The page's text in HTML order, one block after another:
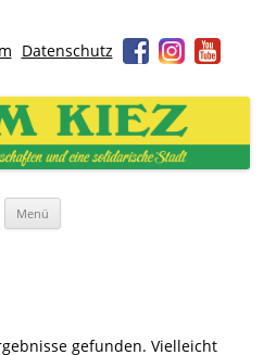
Datenschutz
Kiez
und eine solidarische Stadt
Menü
gefunden. Vielleicht